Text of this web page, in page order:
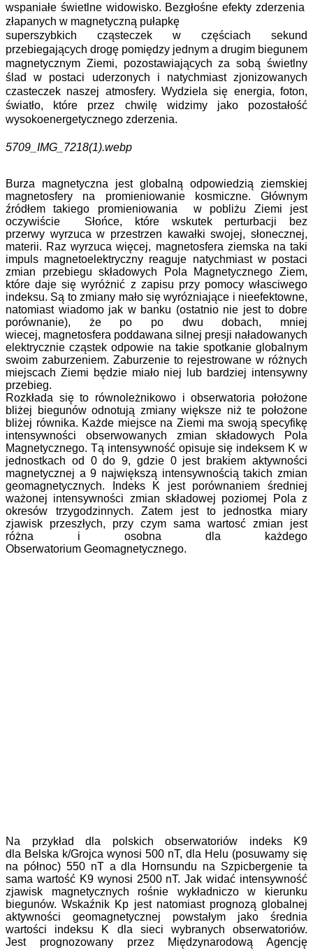
wspaniałe świetlne widowisko. Bezgłośne efekty zderzenia
złapanych w magnetyczną pułapkę
superszybkich cząsteczek w częściach sekund
przebiegających drogę pomiędzy jednym a drugim biegunem
magnetycznym Ziemi, pozostawiających za sobą świetlny
ślad w postaci uderzonych i natychmiast zjonizowanych
czasteczek naszej atmosfery. Wydziela się energia, foton,
światło, które przez chwilę widzimy jako pozostałość
wysokoenergetycznego zderzenia.
5709_IMG_7218(1).webp
Burza magnetyczna jest globalną odpowiedzią ziemskiej
magnetosfery na promieniowanie kosmiczne. Głównym
źródłem takiego promieniowania w pobliżu Ziemi jest
oczywiście Słońce, które wskutek perturbacji bez
przerwy wyrzuca w przestrzen kawałki swojej, słonecznej,
materii. Raz wyrzuca więcej, magnetosfera ziemska na taki
impuls magnetoelektryczny reaguje natychmiast w postaci
zmian przebiegu składowych Pola Magnetycznego Ziem,
które daje się wyróżnić z zapisu przy pomocy własciwego
indeksu. Są to zmiany mało się wyrózniające i nieefektowne,
natomiast wiadomo jak w banku (ostatnio nie jest to dobre
porównanie), że po po dwu dobach, mniej
wiecej, magnetosfera poddawana silnej presji naładowanych
elektrycznie cząstek odpowie na takie spotkanie globalnym
swoim zaburzeniem. Zaburzenie to rejestrowane w różnych
miejscach Ziemi będzie miało niej lub bardziej intensywny
przebieg.
Rozkłada się to równoleżnikowo i obserwatoria położone
bliżej biegunów odnotują zmiany większe niż te położone
bliżej równika. Każde miejsce na Ziemi ma swoją specyfikę
intensywności obserwowanych zmian składowych Pola
Magnetycznego. Tą intensywność opisuje się indeksem K w
jednostkach od 0 do 9, gdzie 0 jest brakiem aktywności
magnetycznej a 9 największą intensywnością takich zmian
geomagnetycznych. Indeks K jest porównaniem średniej
ważonej intensywności zmian składowej poziomej Pola z
okresów trzygodzinnych. Zatem jest to jednostka miary
zjawisk przeszłych, przy czym sama wartosć zmian jest
różna i osobna dla każdego
Obserwatorium Geomagnetycznego.
Na przykład dla polskich obserwatoriów indeks K9
dla Belska k/Grojca wynosi 500 nT, dla Helu (posuwamy się
na północ) 550 nT a dla Hornsundu na Szpicbergenie ta
sama wartość K9 wynosi 2500 nT. Jak widać intensywność
zjawisk magnetycznych rośnie wykładniczo w kierunku
biegunów. Wskaźnik Kp jest natomiast prognozą globalnej
aktywności geomagnetycznej powstałym jako średnia
wartości indeksu K dla sieci wybranych obserwatoriów.
Jest prognozowany przez Międzynarodową Agencję